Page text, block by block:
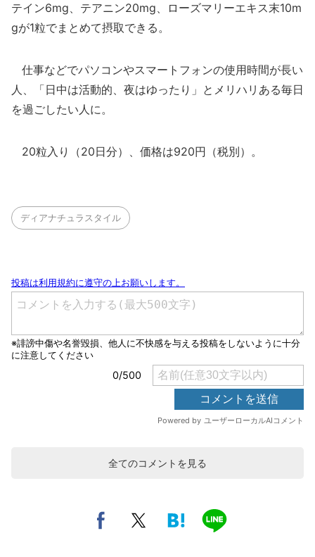
テイン6mg、テアニン20mg、ローズマリーエキス末10m
gが1粒でまとめて摂取できる。
仕事などでパソコンやスマートフォンの使用時間が長い
人、「日中は活動的、夜はゆったり」とメリハリある毎日
を過ごしたい人に。
20粒入り（20日分）、価格は920円（税別）。
ディアナチュラスタイル
全てのコメントを見る